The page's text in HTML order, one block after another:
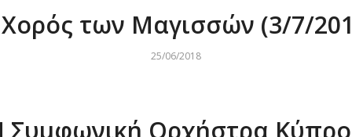
των Μαγισσών (3/7/
25/06/2018
Συμφωνική Ορχήστρα